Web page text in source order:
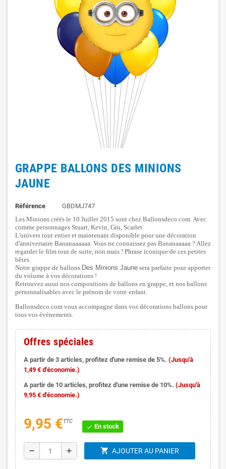
GRAPPE BALLONS DES MINIONS
JAUNE
Référence
GBDMJ747
Les Minions créés le 10 Juillet 2015 sont chez Ballonsdeco.com. Avec
comme personnages Stuart, Kevin, Gru, Scarlet.
L'univers tout entier et maintenant disponible pour une décoration
d'anniversaire Bananaaaaaa. Vous ne connaissez pas Bananaaaaa ? Allez
regarder le film tout de suite, non mais ! Phrase iconique de ces petites
bêtes.
Notre grappe de ballons Des Minions Jaune sera parfaite pour apporter
du volume à vos décorations !
Retrouvez aussi nos compositions de ballons en grappe, et nos ballons
personnalisables avec le prénom de votre enfant.
Ballonsdeco.com vous accompagne dans vos décorations ballons pour
tous vos événements.
Offres spéciales
A partir de 3 articles, profitez d'une remise de 5%. (Jusqu'à
1,49 € d'économie.)
A partir de 10 articles, profitez d'une remise de 10%. (Jusqu'à
9,95 € d'économie.)
9,95 €TTC
check En stock
remove add shopping_cart AJOUTER AU PANIER